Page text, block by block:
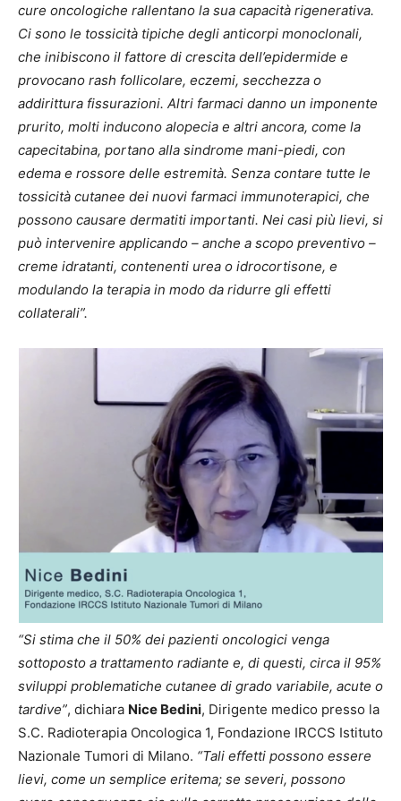
cure oncologiche rallentano la sua capacità rigenerativa.
Ci sono le tossicità tipiche degli anticorpi monoclonali,
che inibiscono il fattore di crescita dell’epidermide e
provocano rash follicolare, eczemi, secchezza o
addirittura fissurazioni. Altri farmaci danno un imponente
prurito, molti inducono alopecia e altri ancora, come la
capecitabina, portano alla sindrome mani-piedi, con
edema e rossore delle estremità. Senza contare tutte le
tossicità cutanee dei nuovi farmaci immunoterapici, che
possono causare dermatiti importanti. Nei casi più lievi, si
può intervenire applicando – anche a scopo preventivo –
creme idratanti, contenenti urea o idrocortisone, e
modulando la terapia in modo da ridurre gli effetti
collaterali”.
“Si stima che il 50% dei pazienti oncologici venga
sottoposto a trattamento radiante e, di questi, circa il 95%
sviluppi problematiche cutanee di grado variabile, acute o
tardive”, dichiara Nice Bedini, Dirigente medico presso la
S.C. Radioterapia Oncologica 1, Fondazione IRCCS Istituto
Nazionale Tumori di Milano. “Tali effetti possono essere
lievi, come un semplice eritema; se severi, possono